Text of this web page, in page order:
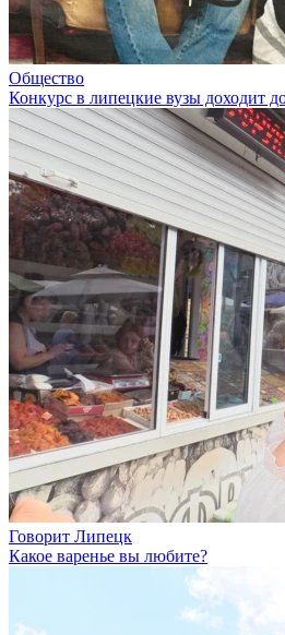
Общество
Конкурс в липецкие вузы доходит
Говорит Липецк
Какое варенье вы любите?